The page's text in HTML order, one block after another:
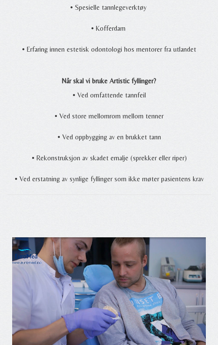
• Spesielle tannlegeverktøy
• Kofferdam
• Erfaring innen estetisk odontologi hos mentorer fra utlandet
Når skal vi bruke Artistic fyllinger?
• Ved omfattende tannfeil
• Ved store mellomrom mellom tenner
• Ved oppbygging av en brukket tann
• Rekonstruksjon av skadet emalje (sprekker eller riper)
• Ved erstatning av synlige fyllinger som ikke møter pasientens krav